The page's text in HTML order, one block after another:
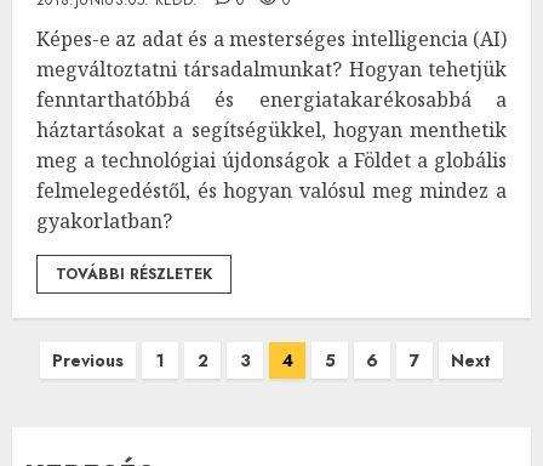
Képes-e az adat és a mesterséges intelligencia (AI)
megváltoztatni társadalmunkat? Hogyan tehetjük
fenntarthatóbbá és energiatakarékosabbá a
háztartásokat a segítségükkel, hogyan menthetik
meg a technológiai újdonságok a Földet a globális
felmelegedéstől, és hogyan valósul meg mindez a
gyakorlatban?
TOVÁBBI RÉSZLETEK
Bejegyzések
Previous 1 2 3 4 5 6 7 Next